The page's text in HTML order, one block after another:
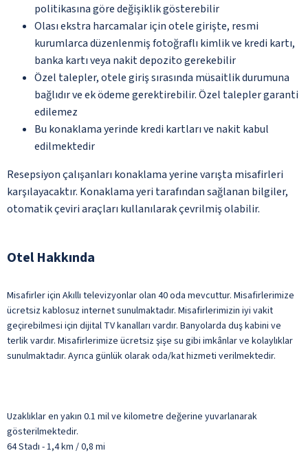
politikasına göre değişiklik gösterebilir
Olası ekstra harcamalar için otele girişte, resmi
kurumlarca düzenlenmiş fotoğraflı kimlik ve kredi kartı,
banka kartı veya nakit depozito gerekebilir
Özel talepler, otele giriş sırasında müsaitlik durumuna
bağlıdır ve ek ödeme gerektirebilir. Özel talepler garanti
edilemez
Bu konaklama yerinde kredi kartları ve nakit kabul
edilmektedir
Resepsiyon çalışanları konaklama yerine varışta misafirleri
karşılayacaktır. Konaklama yeri tarafından sağlanan bilgiler,
otomatik çeviri araçları kullanılarak çevrilmiş olabilir.
Otel Hakkında
Misafirler için Akıllı televizyonlar olan 40 oda mevcuttur. Misafirlerimize
ücretsiz kablosuz internet sunulmaktadır. Misafirlerimizin iyi vakit
geçirebilmesi için dijital TV kanalları vardır. Banyolarda duş kabini ve
terlik vardır. Misafirlerimize ücretsiz şişe su gibi imkânlar ve kolaylıklar
sunulmaktadır. Ayrıca günlük olarak oda/kat hizmeti verilmektedir.
Uzaklıklar en yakın 0.1 mil ve kilometre değerine yuvarlanarak
gösterilmektedir.
64 Stadı - 1,4 km / 0,8 mi